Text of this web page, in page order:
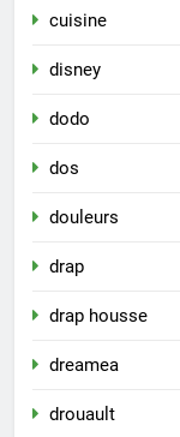
cuisine
disney
dodo
dos
douleurs
drap
drap housse
dreamea
drouault